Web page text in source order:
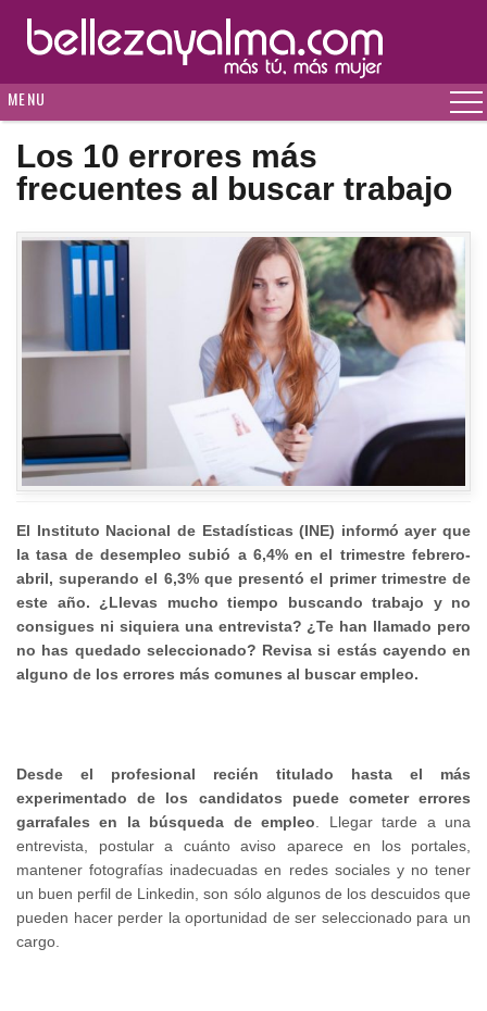
MENU
Los 10 errores más
frecuentes al buscar trabajo
El Instituto Nacional de Estadísticas (INE) informó ayer que
la tasa de desempleo subió a 6,4% en el trimestre febrero-
abril, superando el 6,3% que presentó el primer trimestre de
este año. ¿Llevas mucho tiempo buscando trabajo y no
consigues ni siquiera una entrevista? ¿Te han llamado pero
no has quedado seleccionado? Revisa si estás cayendo en
alguno de los errores más comunes al buscar empleo.
Desde el profesional recién titulado hasta el más
experimentado de los candidatos puede cometer errores
garrafales en la búsqueda de empleo. Llegar tarde a una
entrevista, postular a cuánto aviso aparece en los portales,
mantener fotografías inadecuadas en redes sociales y no tener
un buen perfil de Linkedin, son sólo algunos de los descuidos que
pueden hacer perder la oportunidad de ser seleccionado para un
cargo.